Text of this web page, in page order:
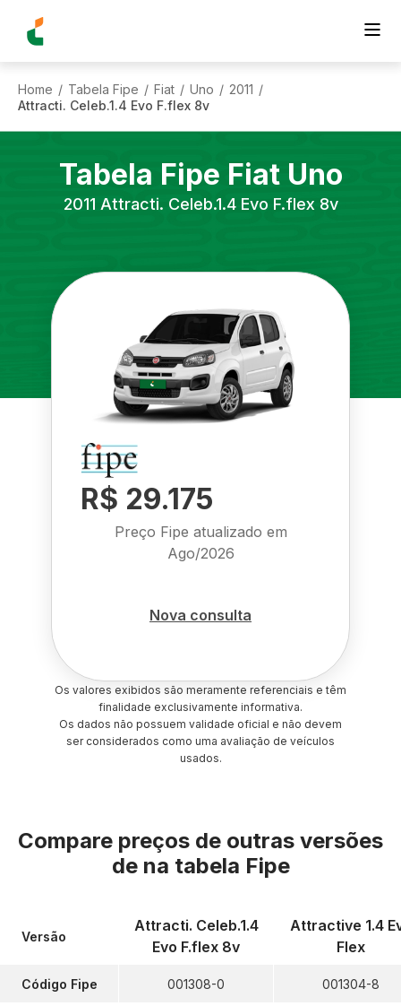
Home / Tabela Fipe / Fiat / Uno / 2011 /
Attracti. Celeb.1.4 Evo F.flex 8v
Tabela Fipe Fiat Uno
2011 Attracti. Celeb.1.4 Evo F.flex 8v
R$ 29.175
Preço Fipe atualizado em
Ago/2026
Nova consulta
Os valores exibidos são meramente referenciais e têm
finalidade exclusivamente informativa.
Os dados não possuem validade oficial e não devem
ser considerados como uma avaliação de veículos
usados.
Compare preços de outras versões
de na tabela Fipe
Versão
Código Fipe
Attracti. Celeb.1.4
Evo F.flex 8v
001308-0
Attractive 1.4
Flex
001304-8